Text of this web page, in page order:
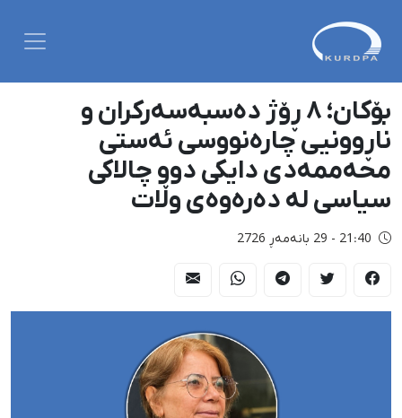
بۆکان؛ ۸ ڕۆژ دەسبەسەرکران و
ناڕوونیی چارەنووسی ئەستی
محەممەدی دایکی دوو چالاکی
سیاسی لە دەرەوەی وڵات
21:40 - 29 بانەمەڕ 2726